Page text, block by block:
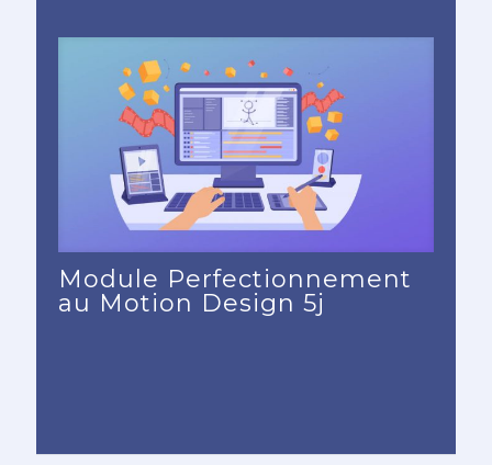
Module Perfectionnement
au Motion Design 5j